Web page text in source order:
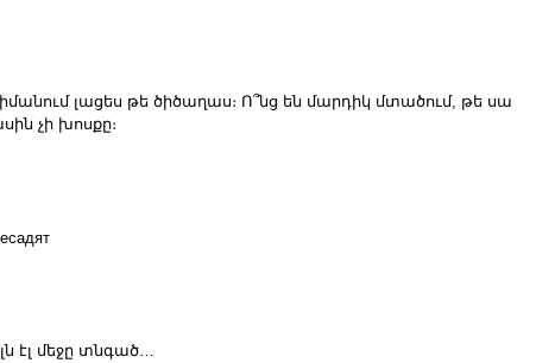
իմանում լացես թե ծիծաղաս։ Ո՞նց են մարդիկ մտածում, թե սա
չի խոսքը։
էլ մեջը տնգած…